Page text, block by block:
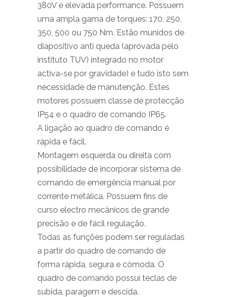
380V e elevada performance. Possuem
uma ampla gama de torques: 170, 250,
350, 500 ou 750 Nm. Estão munidos de
diapositivo anti queda (aprovada pelo
instituto TUV) integrado no motor
activa-se por gravidade) e tudo isto sem
necessidade de manutenção. Estes
motores possuem classe de protecção
IP54 e o quadro de comando IP65.
A ligação ao quadro de comando é
rápida e fácil.
Montagem esquerda ou direita com
possibilidade de incorporar sistema de
comando de emergência manual por
corrente metálica. Possuem fins de
curso electro mecânicos de grande
precisão e de fácil regulação.
Todas as funções podem ser reguladas
a partir do quadro de comando de
forma rápida, segura e cómoda. O
quadro de comando possui teclas de
subida, paragem e descida.